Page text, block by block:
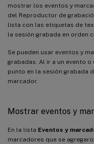
mostrar los eventos y
del Reproductor de
lista con las etiquetas de
la sesión grabada en orden
Se pueden usar eventos y
grabadas. Al ir a un evento
punto en la sesión grabada
marcador.
Mostrar eventos y
En la lista Eventos y
marcadores que se